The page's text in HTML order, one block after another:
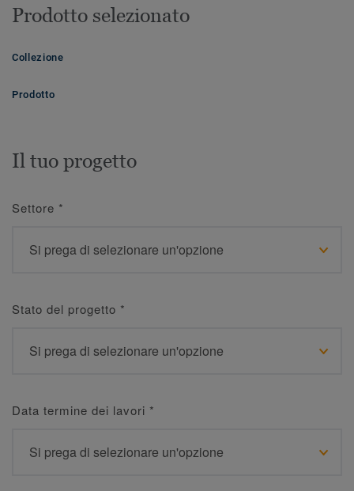
Prodotto selezionato
Collezione
Prodotto
Il tuo progetto
Settore *
Stato del progetto *
Data termine dei lavori *